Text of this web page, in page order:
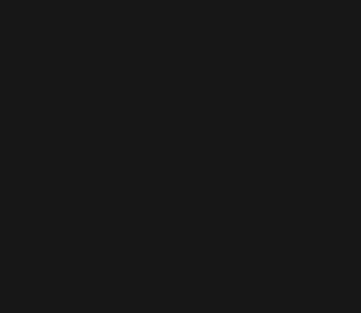
Если речь идет о ноутбуке, то важно, чтобы звук
и беспроводные варианты. Для смартфонов хорошо подходят
звука, удобство посадки, функционал, дизайн и надежность сборки.
Предлагается купить недорого современную гарнитуру для